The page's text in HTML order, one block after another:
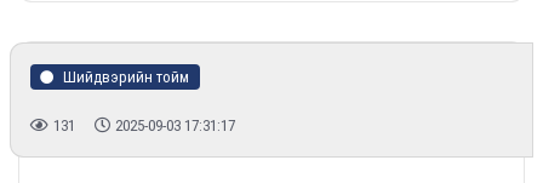
Шийдвэрийн тойм
131 2025-09-03 17:31:17